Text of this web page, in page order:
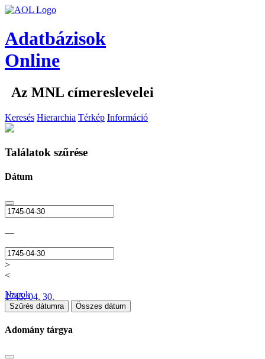
Adatbázisok
Online
Az MNL címereslevelei
Keresés Hierarchia Térkép Információ
Találatok szűrése
Dátum
—
>
<
1745. 04. 30.
Napok
Szűrés dátumra Összes dátum
Adomány tárgya